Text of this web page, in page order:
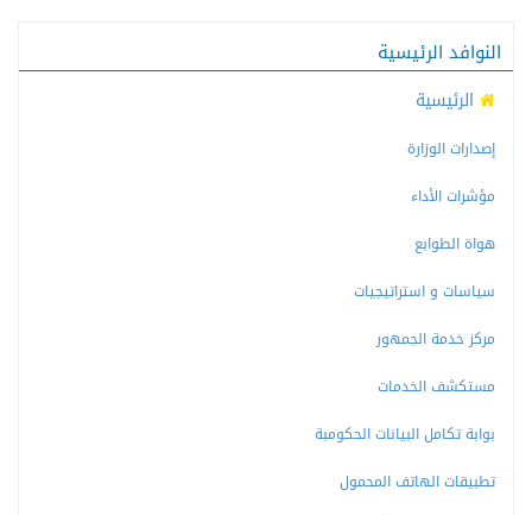
النوافد الرئيسية
الرئيسية
إصدارات الوزارة
مؤشرات الأداء
هواة الطوابع
سياسات و استراتيجيات
مركز خدمة الجمهور
مستكشف الخدمات
بوابة تكامل البيانات الحكومبة
تطبيقات الهاتف المحمول